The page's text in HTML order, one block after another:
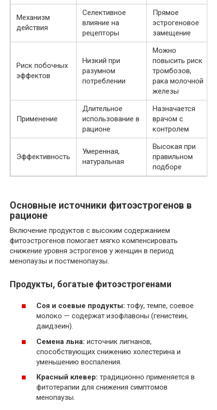
Механизм
действия
Селективное
влияние на
рецепторы
Прямое
эстрогеновое
замещение
Риск побочных
эффектов
Низкий при
разумном
потреблении
Можно
повысить риск
тромбозов,
рака молочной
железы
Применение
Длительное
использование в
рационе
Назначается
врачом с
контролем
Эффективность
Умеренная,
натуральная
Высокая при
правильном
подборе
Основные источники фитоэстрогенов в
рационе
Включение продуктов с высоким содержанием
фитоэстрогенов помогает мягко компенсировать
снижение уровня эстрогенов у женщин в период
менопаузы и постменопаузы.
Продукты, богатые фитоэстрогенами
Соя и соевые продукты: тофу, темпе, соевое
молоко — содержат изофлавоны (генистеин,
даидзеин).
Семена льна: источник лигнанов,
способствующих снижению холестерина и
уменьшению воспаления.
Красный клевер: традиционно применяется в
фитотерапии для снижения симптомов
менопаузы.